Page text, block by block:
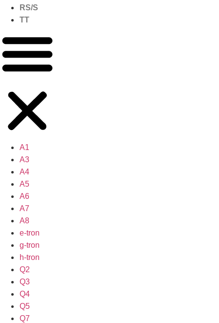
RS/S
TT
A1
A3
A4
A5
A6
A7
A8
e-tron
g-tron
h-tron
Q2
Q3
Q4
Q5
Q7